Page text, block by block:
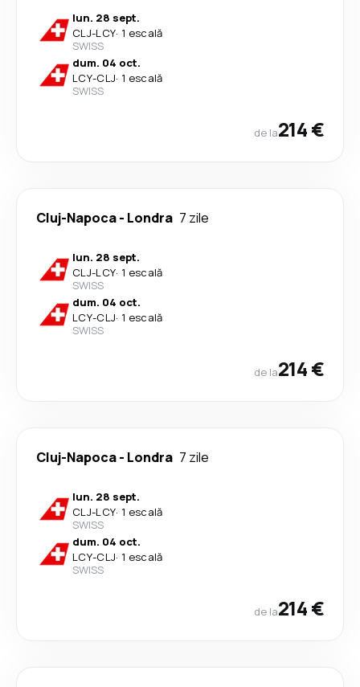
lun. 28 sept.
CLJ-LCY· 1 escală
SWISS
dum. 04 oct.
LCY-CLJ· 1 escală
SWISS
de la214 €
Cluj-Napoca- Londra 7 zile
lun. 28 sept.
CLJ-LCY· 1 escală
SWISS
dum. 04 oct.
LCY-CLJ· 1 escală
SWISS
de la214 €
Cluj-Napoca- Londra 7 zile
lun. 28 sept.
CLJ-LCY· 1 escală
SWISS
dum. 04 oct.
LCY-CLJ· 1 escală
SWISS
de la214 €